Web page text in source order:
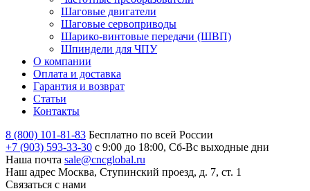
Шаговые двигатели
Шаговые сервоприводы
Шарико-винтовые передачи (ШВП)
Шпиндели для ЧПУ
О компании
Оплата и доставка
Гарантия и возврат
Статьи
Контакты
8 (800) 101-81-83 Бесплатно по всей России
+7 (903) 593-33-30 с 9:00 до 18:00, Сб-Вс выходные дни
Наша почта sale@cncglobal.ru
Наш адрес Москва, Ступинский проезд, д. 7, ст. 1
Связаться с нами